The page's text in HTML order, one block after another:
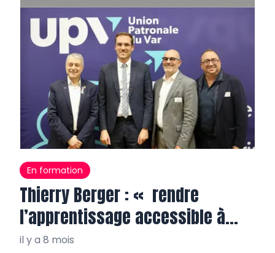
En formation
Thierry Berger : « rendre
l’apprentissage accessible à
tous, partout »
il y a 8 mois